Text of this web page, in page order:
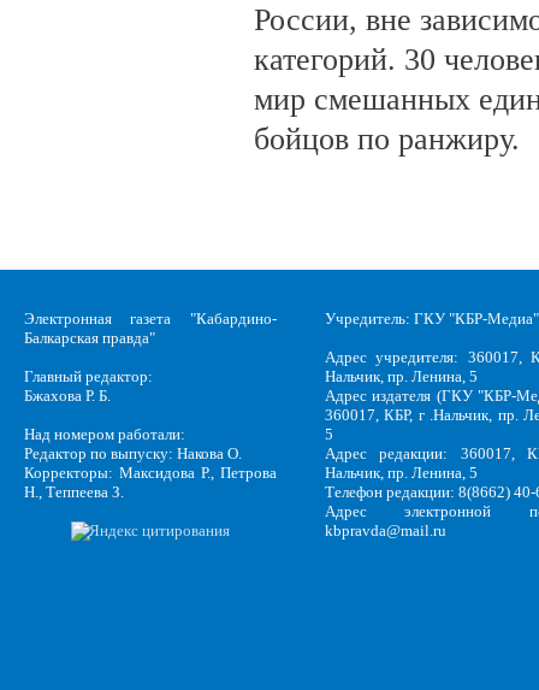
России, вне
категорий. 30
мир смешанных
бойцов по ранжиру.
Электронная газета "Кабардино-
Балкарская правда"
Главный редактор:
Бжахова Р. Б.
Над номером работали:
Редактор по выпуску: Накова О.
Корректоры: Максидова Р., Петрова
Н., Теппеева З.
Учредитель: ГКУ "КБР-Медиа"
Адрес учредителя: 360017,
Нальчик, пр. Ленина, 5
Адрес издателя (ГКУ "КБР-
360017, КБР, г .Нальчик, пр.
5
Адрес редакции: 360017,
Нальчик, пр. Ленина, 5
Телефон редакции: 8(8662)
Адрес электронной
kbpravda@mail.ru